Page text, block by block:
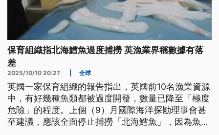
保育組織指北海鱈魚過度捕撈 英漁業界稱數據有落
差
2025/10/10 20:27 全球
英國一家保育組織的報告指出，英國前10名漁業資源
中，有好幾種魚類都被過度開發，數量已降至「極度
危險」的程度。上個（9）月國際海洋探勘理事會甚
至建議，應該全面停止捕撈「北海鱈魚」，因為魚群